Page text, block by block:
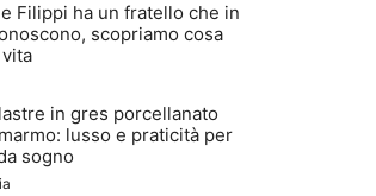
Filippi ha un fratello che in
scopriamo cosa
in gres porcellanato
lusso e praticità per
sogno